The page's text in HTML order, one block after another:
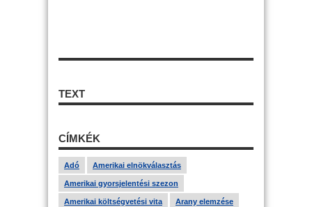
TEXT
CÍMKÉK
Adó Amerikai elnökválasztás
Amerikai gyorsjelentési szezon
Amerikai költségvetési vita Arany elemzése